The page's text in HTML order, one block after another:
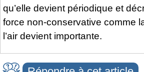
qu’elle devient périodique et
force non-conservative comme
l’air devient importante.